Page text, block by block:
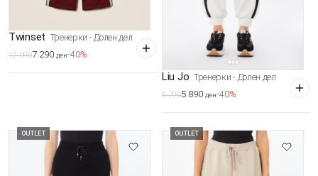
Twinset Тренерки - Долен дел
12.0907.290 ден-40%
Liu Jo Тренерки - Долен дел
9.7905.890 ден-40%
OUTLET OUTLET